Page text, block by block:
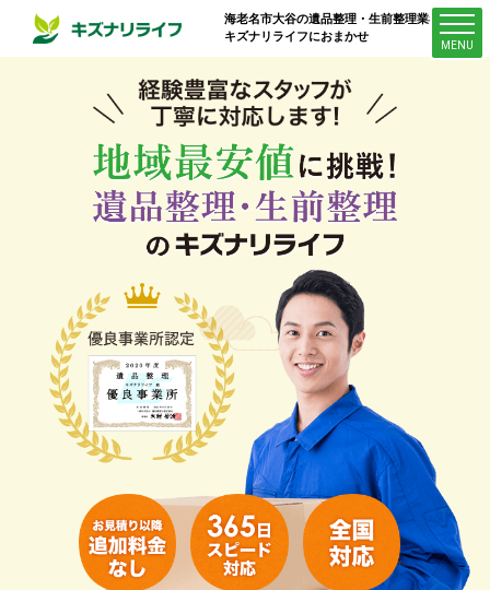
海老名市大谷の遺品整理・生前整理業者は
キズナリライフにおまかせ